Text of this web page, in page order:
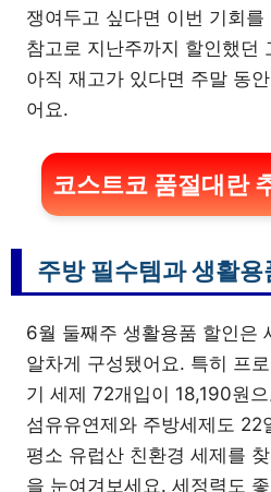
쟁여두고 싶다면 이번 기회
참고로 지난주까지 할인했던
아직 재고가 있다면 주말 동
어요.
코스트코 품절대란
주방 필수템과 생활용
6월 둘째주 생활용품 할인은
알차게 구성됐어요. 특히 프
기 세제 72개입이 18,190원
섬유유연제와 주방세제도 22
평소 유럽산 친환경 세제를
을 눈여겨보세요. 세정력도